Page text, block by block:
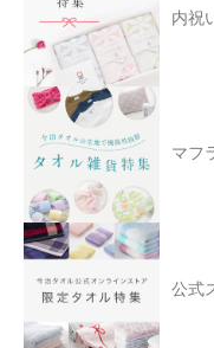
内祝
マフ
公式